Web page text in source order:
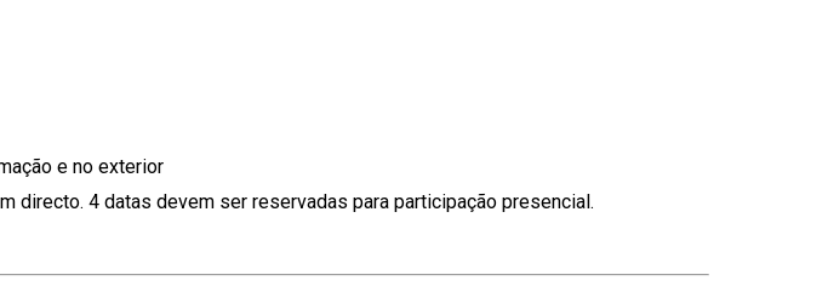
e no exterior
directo. 4 datas devem ser reservadas para participação presencial.